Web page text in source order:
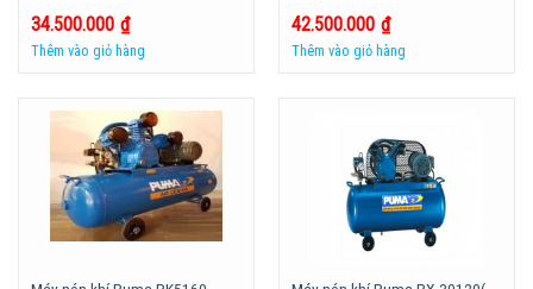
34.500.000 ₫
Thêm vào giỏ hàng
42.500.000 ₫
Thêm vào giỏ hàng